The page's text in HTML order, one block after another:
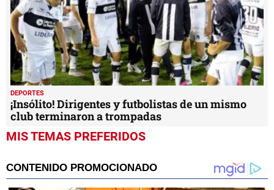
DEPORTES
¡Insólito! Dirigentes y futbolistas de un mismo
club terminaron a trompadas
MIS TEMAS PREFERIDOS